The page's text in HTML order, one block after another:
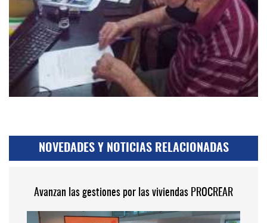
NOVEDADES Y NOTICIAS RELACIONADAS
Avanzan las gestiones por las viviendas PROCREAR